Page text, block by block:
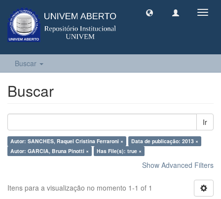
Buscar
Buscar
Ir
Autor: SANCHES, Raquel Cristina Ferraroni ×
Data de publicação: 2013 ×
Autor: GARCIA, Bruna Pinotti ×
Has File(s): true ×
Show Advanced Filters
Itens para a visualização no momento 1-1 of 1